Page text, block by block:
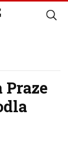
Praze